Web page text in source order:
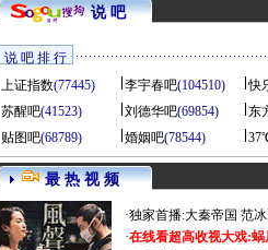
说 吧
说 吧 排 行
上证指数(77445) 李宇春吧(104510) 快
苏醒吧(41523) 刘德华吧(69854) 东
贴图吧(68789) 婚姻吧(78544)
最 热 视 频
·独家首播:大秦帝国 范
·在线看超高收视大戏:蜗